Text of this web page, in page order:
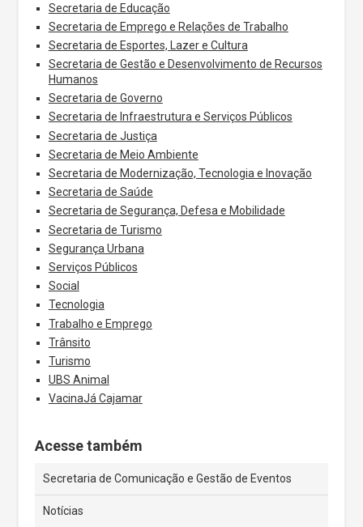
Secretaria de Educação
Secretaria de Emprego e Relações de Trabalho
Secretaria de Esportes, Lazer e Cultura
Secretaria de Gestão e Desenvolvimento de Recursos
Humanos
Secretaria de Governo
Secretaria de Infraestrutura e Serviços Públicos
Secretaria de Justiça
Secretaria de Meio Ambiente
Secretaria de Modernização, Tecnologia e Inovação
Secretaria de Saúde
Secretaria de Segurança, Defesa e Mobilidade
Secretaria de Turismo
Segurança Urbana
Serviços Públicos
Social
Tecnologia
Trabalho e Emprego
Trânsito
Turismo
UBS Animal
VacinaJá Cajamar
Acesse também
Secretaria de Comunicação e Gestão de Eventos
Notícias